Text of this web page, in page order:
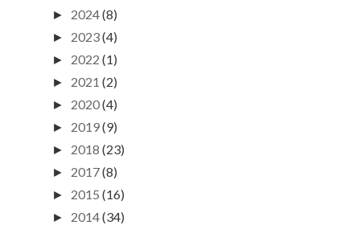
► 2024(8)
► 2023(4)
► 2022 (1)
► 2021 (2)
► 2020(4)
► 2019(9)
► 2018 (23)
► 2017(8)
► 2015 (16)
► 2014(34)